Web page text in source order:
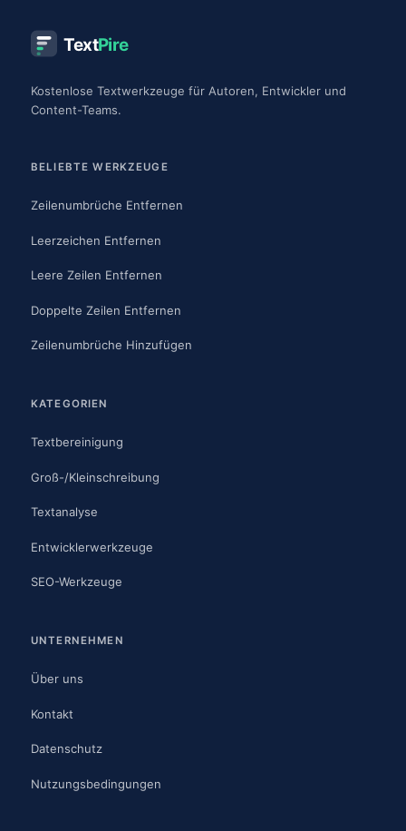
TextPire
Kostenlose Textwerkzeuge für Autoren, Entwickler und
Content-Teams.
BELIEBTE WERKZEUGE
Zeilenumbrüche Entfernen
Leerzeichen Entfernen
Leere Zeilen Entfernen
Doppelte Zeilen Entfernen
Zeilenumbrüche Hinzufügen
KATEGORIEN
Textbereinigung
Groß-/Kleinschreibung
Textanalyse
Entwicklerwerkzeuge
SEO-Werkzeuge
UNTERNEHMEN
Über uns
Kontakt
Datenschutz
Nutzungsbedingungen